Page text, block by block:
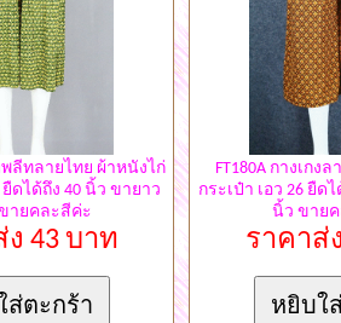
พลีทลายไทย ผ้าหนังไก่
ยืดได้ถึง 40 นิ้ว ขายาว
ายคละสีค่ะ
43 บาท
FT180A กางเกง
กระเป๋า เอว 26 ยืด
นิ้ว ขาย
ราคาส่